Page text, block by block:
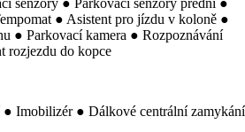
senzory ● Parkovací senzory přední ●
● Asistent pro jízdu v koloně ●
● Parkovací kamera ● Rozpoznávání
rozjezdu do kopce
Imobilizér ● Dálkové centrální zamykání